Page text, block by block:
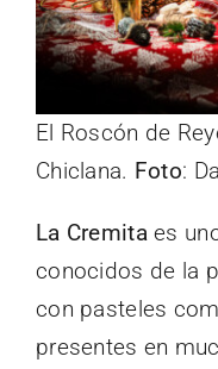
El Roscón de
Chiclana. Foto:
La Cremitaes
conocidos de la
con pasteles
presentes en